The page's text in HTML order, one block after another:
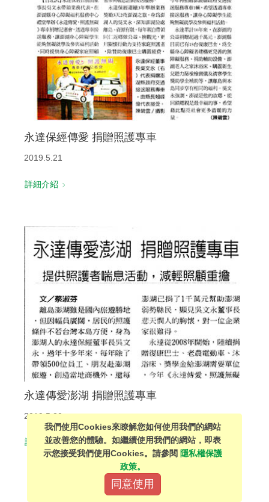
永達保經傳愛 捐贈照護專車
2019.5.21
詳細介紹
永達傳愛澎湖 捐贈照護專車
2019.5.20
詳細介紹
我們使用Cookies來瞭解您如何使用我們的網站
並改善您的體驗。如繼續使用我們的網站，即表
示您接受我們使用Cookies。請參閱 隱私權保護
政策。
同意使用